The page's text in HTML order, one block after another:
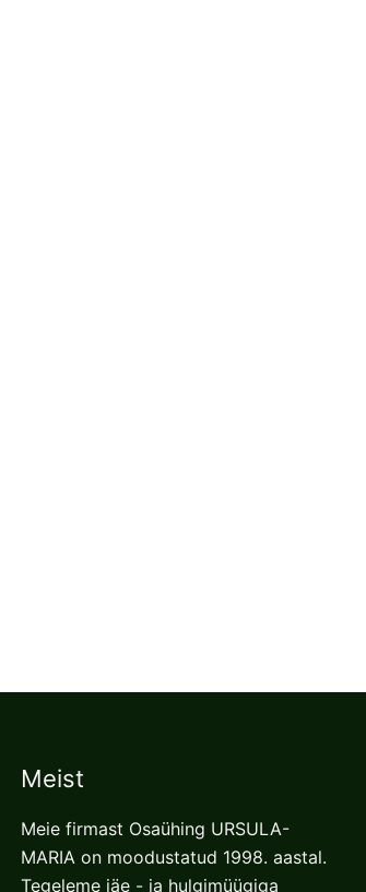
Meist
Meie firmast Osaühing URSULA-
MARIA on moodustatud 1998. aastal.
Tegeleme jäe - ja hulgimüügiga